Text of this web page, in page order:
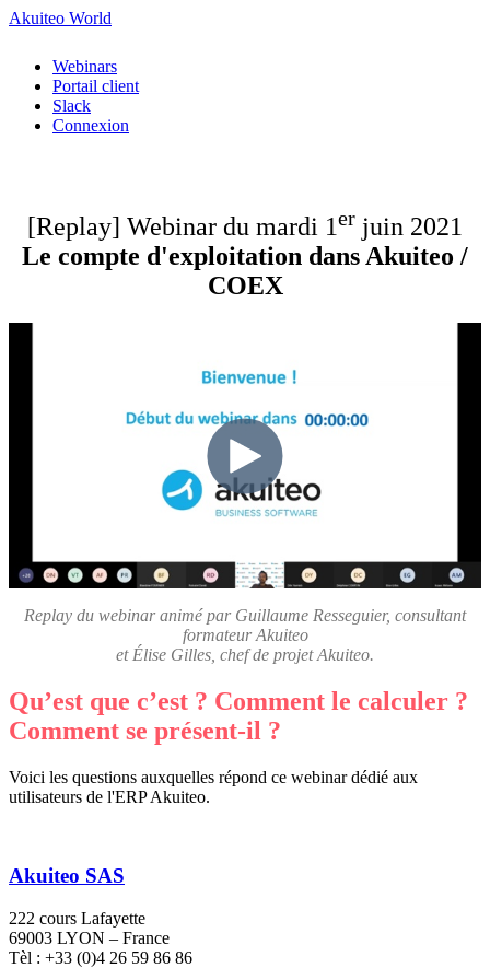
Akuiteo World
Webinars
Portail client
Slack
Connexion
[Replay] Webinar du mardi 1er juin 2021
Le compte d'exploitation dans Akuiteo /
COEX
Replay du webinar animé par Guillaume Resseguier, consultant
formateur Akuiteo
et Élise Gilles, chef de projet Akuiteo.
Qu’est que c’est ? Comment le calculer ?
Comment se présent-il ?
Voici les questions auxquelles répond ce webinar dédié aux
utilisateurs de l'ERP Akuiteo.
Akuiteo SAS
222 cours Lafayette
69003 LYON – France
Tèl : +33 (0)4 26 59 86 86